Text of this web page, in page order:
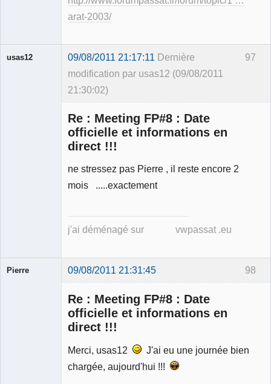
arat-2003/
97
usas12 09/08/2011 21:17:11 Dernière
modification par usas12 (09/08/2011
21:30:02)
Re : Meeting FP#8 : Date
officielle et informations en
direct !!!
ne stressez pas Pierre , il reste encore 2
mois .....exactement
j'ai déménagé sur vwpassat .eu
98
Pierre 09/08/2011 21:31:45
Re : Meeting FP#8 : Date
officielle et informations en
direct !!!
Merci, usas12
J'ai eu une journée bien
chargée, aujourd'hui !!!